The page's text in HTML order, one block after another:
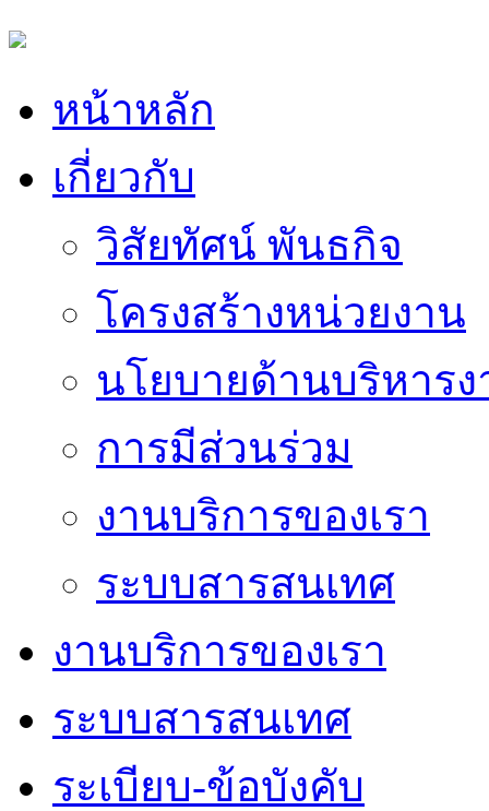
หน้าหลัก
เกี่ยวกับ
วิสัยทัศน์ พันธกิจ
โครงสร้างหน่วยงาน
นโยบายด้านบริหาร
การมีส่วนร่วม
งานบริการของเรา
ระบบสารสนเทศ
งานบริการของเรา
ระบบสารสนเทศ
ระเบียบ-ข้อบังคับ